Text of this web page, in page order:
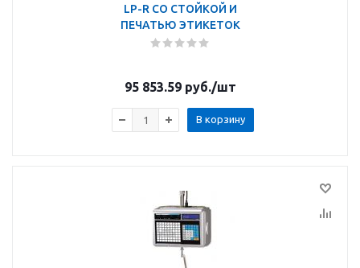
LP-R СО СТОЙКОЙ И
ПЕЧАТЬЮ ЭТИКЕТОК
95 853.59 руб./шт
В корзину